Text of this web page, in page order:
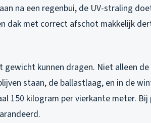
na een regenbui, de UV-straling
dak met correct afschot makkelijk
kunnen dragen. Niet alleen de
staan, de ballastlaag, en in de
150 kilogram per vierkante meter.